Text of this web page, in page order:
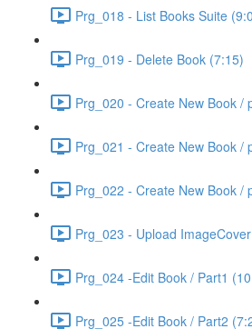
Prg_018 - List Books Suite
Prg_019 - Delete Book (7:15)
Prg_020 - Create New Book /
Prg_021 - Create New Book /
Prg_022 - Create New Book /
Prg_023 - Upload
Prg_024 -Edit Book / Part1
Prg_025 -Edit Book / Part2